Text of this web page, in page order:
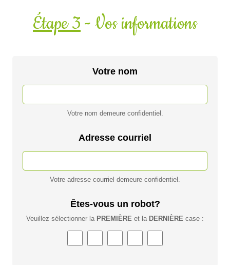
Étape 3- Vos informations
Votre nom
Votre nom demeure confidentiel.
Adresse courriel
Votre adresse courriel demeure confidentiel.
Êtes-vous un robot?
Veuillez sélectionner la PREMIÈRE et la DERNIÈRE case :